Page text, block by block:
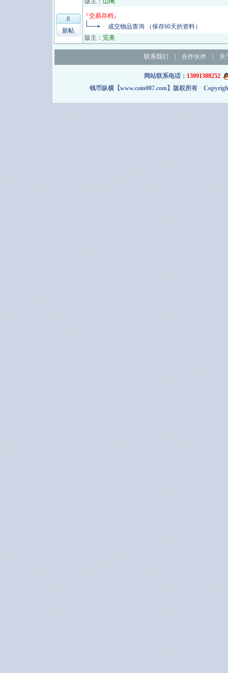
0
新帖
『交易存档』
成交物品查询 （保存60天的资料）
版主： 完美
联系我们 合作伙伴| 关
网站联系电话： 13091388252
钱币纵横【www.coin007.com】版权所有